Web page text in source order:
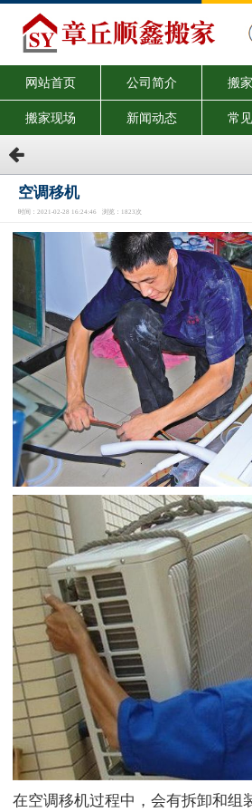
网站首页 公司简介 搬
搬家现场 新闻动态 常
空调移机
时间：2021-02-28 16:24:46 浏览：1823次
在空调移机过程中，会有拆卸和组